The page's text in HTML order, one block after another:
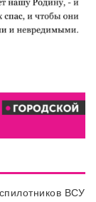
ВСУ